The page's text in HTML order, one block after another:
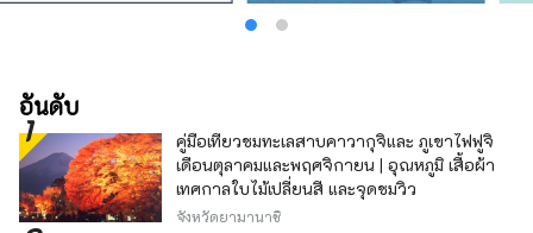
อันดับ
คู่มือเที่ยวชมทะเลสาบคาวากุจิและ ภูเขาไฟฟูจิ
เดือนตุลาคมและพฤศจิกายน | อุณหภูมิ เสื้อผ้า
เทศกาลใบไม้เปลี่ยนสี และจุดชมวิว
จังหวัดยามานาชิ